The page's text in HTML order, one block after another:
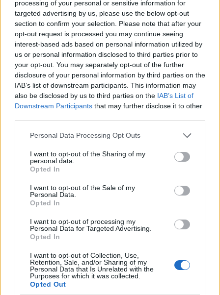
processing of your personal or sensitive information for
targeted advertising by us, please use the below opt-out
section to confirm your selection. Please note that after your
opt-out request is processed you may continue seeing
interest-based ads based on personal information utilized by
us or personal information disclosed to third parties prior to
your opt-out. You may separately opt-out of the further
disclosure of your personal information by third parties on the
IAB’s list of downstream participants. This information may
also be disclosed by us to third parties on the IAB’s List of
Downstream Participants that may further disclose it to other
Personal Data Processing Opt Outs
I want to opt-out of the Sharing of my
personal data.
Opted In
I want to opt-out of the Sale of my
Personal Data.
Opted In
I want to opt-out of processing my
Personal Data for Targeted Advertising.
Opted In
I want to opt-out of Collection, Use,
Retention, Sale, and/or Sharing of my
Personal Data that Is Unrelated with the
Purposes for which it was collected.
Opted Out
vesztett értékéből erőteljes, koncentrált intézményi
eladások mellett. A papír 14,585 ponton zárta a napot, ami
éves mélypontot jelent a részvénynél. A másik nagy
forgalmú papír a Mol volt, az olajcég 0.5%...
KEDVES OLVASÓNK!
A keresett cikk a portfolio.hu hírarchívumához
tartozik, melynek olvasása előfizetéses
regisztrációhoz kötött.
Az előfizetés a következőket tartalmazza:
Kötéslisták: BÉT elmúlt 2 év napon belüli
kötéslistái
Előfizetés
MÁR ELŐFIZETŐNK VAGY?BEJELENTKEZÉS